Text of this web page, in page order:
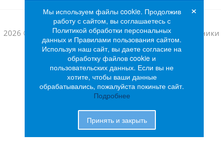
2026 © Интернет-магазин бытовой техники и электроники
«Лидер»
Мы используем файлы cookie. Продолжив
работу с сайтом, вы соглашаетесь с
Политикой обработки персональных
данных и Правилами пользования сайтом.
Используя наш сайт, вы даете согласие на
обработку файлов cookie и
пользовательских данных. Если вы не
хотите, чтобы ваши данные
обрабатывались, пожалуйста покиньте сайт.
Подробнее
Принять и закрыть
×